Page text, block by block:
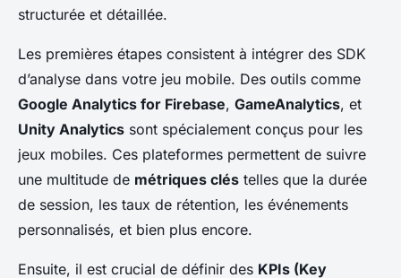
structurée et détaillée.
Les premières étapes consistent à intégrer des SDK
d’analyse dans votre jeu mobile. Des outils comme
Google Analytics for Firebase, GameAnalytics, et
Unity Analytics sont spécialement conçus pour les
jeux mobiles. Ces plateformes permettent de suivre
une multitude de métriques clés telles que la durée
de session, les taux de rétention, les événements
personnalisés, et bien plus encore.
Ensuite, il est crucial de définir des KPIs (Key